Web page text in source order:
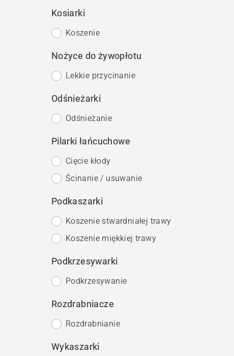
Kosiarki
Koszenie
Nożyce do żywopłotu
Lekkie przycinanie
Odśnieżarki
Odśnieżanie
Pilarki łańcuchowe
Cięcie kłody
Ścinanie / usuwanie
Podkaszarki
Koszenie stwardniałej trawy
Koszenie miękkiej trawy
Podkrzesywarki
Podkrzesywanie
Rozdrabniacze
Rozdrabnianie
Wykaszarki